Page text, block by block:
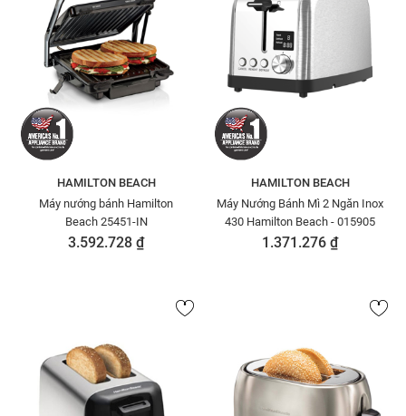
HAMILTON BEACH
Máy nướng bánh Hamilton
Beach 25451-IN
3.592.728 ₫
HAMILTON BEACH
Máy Nướng Bánh Mì 2 Ngăn Inox
430 Hamilton Beach - 015905
1.371.276 ₫